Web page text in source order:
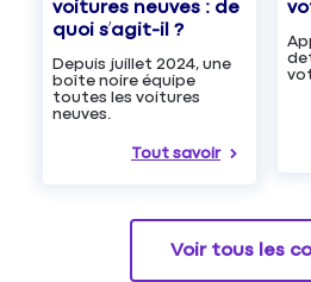
voitures neuves : de
quoi s’agit-il ?
Depuis juillet 2024, une
boîte noire équipe
toutes les voitures
neuves.
Tout savoir
Voir tous les